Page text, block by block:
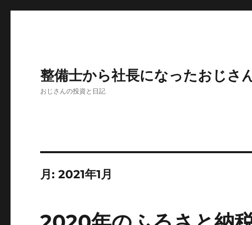
整備士から社長になったおじさ
おじさんの投資と日記
月:2021年1月